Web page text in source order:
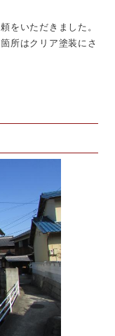
をいただきました。
所はクリア塗装にさ